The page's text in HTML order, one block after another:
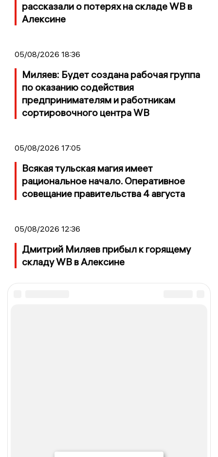
рассказали о потерях на складе WB в
Алексине
05/08/2026 18:36
Миляев: Будет создана рабочая группа
по оказанию содействия
предпринимателям и работникам
сортировочного центра WB
05/08/2026 17:05
Всякая тульская магия имеет
рациональное начало. Оперативное
совещание правительства 4 августа
05/08/2026 12:36
Дмитрий Миляев прибыл к горящему
складу WB в Алексине